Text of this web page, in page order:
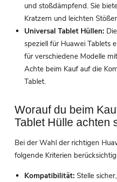
und stoßdämpfend. Sie
Kratzern und leichten
Universal Tablet Hüllen:
speziell für Huawei Tablets
für verschiedene Modelle
Achte beim Kauf auf die
Tablet.
Worauf du beim
Tablet Hülle achten
Bei der Wahl der richtigen
folgende Kriterien
Kompatibilität: Stelle